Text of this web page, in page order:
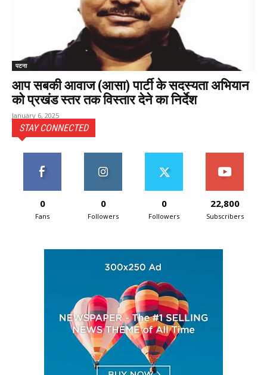
पटना
आप सबकी आवाज (आसा) पार्टी के सदस्यता अभियान
को प्रखंड स्तर तक विस्तार देने का निर्देश
January 6, 2025
STAY CONNECTED
0
Fans
0
Followers
0
Followers
22,800
Subscribers